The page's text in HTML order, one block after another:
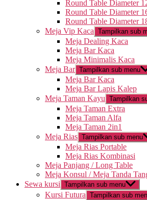
Round Table Diameter
Round Table Diameter
Round Table Diameter
Meja Vip Kaca Tampilkan sub
Meja Dealing Kaca
Meja Bar Kaca
Meja Minimalis Kaca
Meja Bar Tampilkan sub menu
Meja Bar Kaca
Meja Bar Lapis Kalep
Meja Taman Kayu Tampilkan
Meja Taman Extra
Meja Taman Alfa
Meja Taman 2in1
Meja Rias Tampilkan sub menu
Meja Rias Portable
Meja Rias Kombinasi
Meja Panjang / Long Table
Meja Konsul / Meja Tanda
Sewa kursi Tampilkan sub menu
Kursi Futura Tampilkan sub